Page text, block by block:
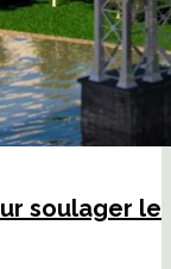
soulager le